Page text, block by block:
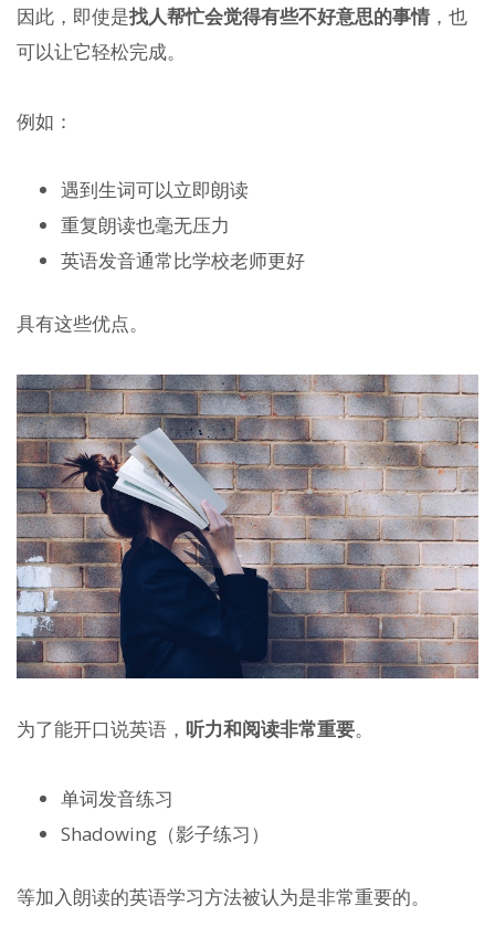
因此，即使是找人帮忙会觉得有些不好意思的事情 ，也
可以让它轻松完成。
例如：
遇到生词可以立即朗读
重复朗读也毫无压力
英语发音通常比学校老师更好
具有这些优点。
为了能开口说英语， 听力和阅读非常重要。
单词发音练习
Shadowing（影子练习）
等加入朗读的英语学习方法被认为是非常重要的。